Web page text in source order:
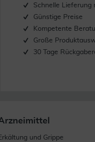
Schnelle Lieferung
Günstige Preise
Kompetente
Große
30 Tage
und Grippe